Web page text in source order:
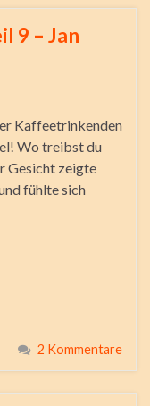
9 – Jan
Kaffeetrinkenden
Wo treibst du
Gesicht zeigte
fühlte sich
2 Kommentare